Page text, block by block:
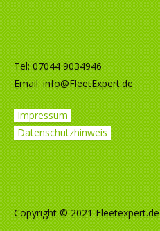
Tel: 07044 9034946
Email:info@FleetExpert.de
Impressum
Datenschutzhinweis
Copyright © 2021 Fleetexpert.de